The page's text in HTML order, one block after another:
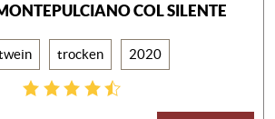
COL SILENTE
trocken 2020